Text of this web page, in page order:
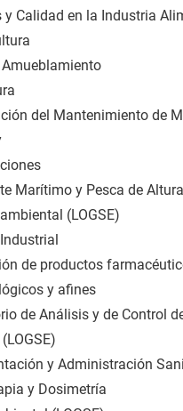
y Calidad en la Industria
del Mantenimiento de
Marítimo y Pesca de Altura
(LOGSE)
de productos
y afines
de Análisis y de Control
y Administración
y Dosimetría